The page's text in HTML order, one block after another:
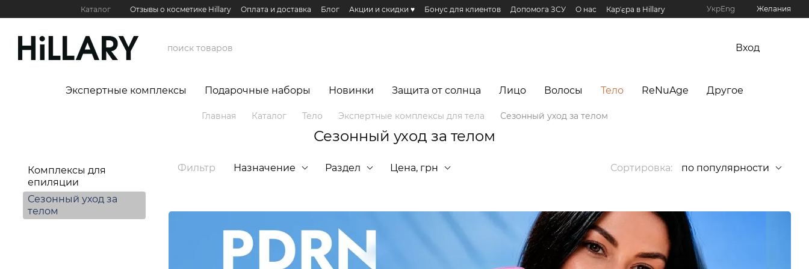
Перейти к основному контенту
Каталог Отзывы о косметике Hillary Оплата и доставка Блог Акции и скидки ♥️ Бонус для клиентов Допомога ЗСУ О нас
Карʼєра в Hillary
Контактная информация
Обмен и возврат Публичная оферта Эко сертификаты и сертификация
Реферальная программа Hillary
УкрEng Желания
Вход
Экспертные комплексы Подарочные наборы Новинки Защита от солнца Лицо Волосы Тело ReNuAge Другое
Главная Каталог Тело Экспертные комплексы для тела Сезонный уход за телом
Сезонный уход за телом
Фильтр Назначение Раздел Цена, грн Сортировка: по популярности
Комплексы для
епиляции
Сезонный уход за
телом